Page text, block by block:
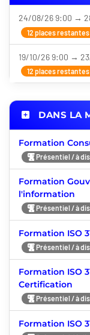
24/08/26 9:00 →
12 places restantes
19/10/26 9:00 →
12 places restantes
DANS LA
Formation
Présentiel / à
Formation
l'information
Présentiel / à
Formation ISO
Présentiel / à
Formation ISO
Certification
Présentiel / à
Formation ISO